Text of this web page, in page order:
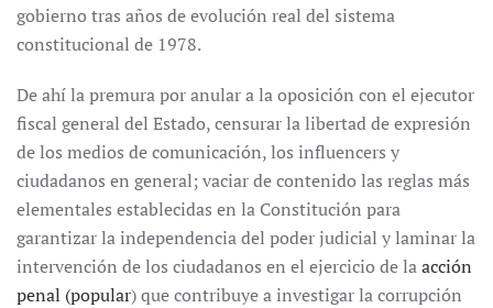
gobierno tras años de evolución real del sistema
constitucional de 1978.
De ahí la premura por anular a la oposición con el ejecutor
fiscal general del Estado, censurar la libertad de expresión
de los medios de comunicación, los influencers y
ciudadanos en general; vaciar de contenido las reglas más
elementales establecidas en la Constitución para
garantizar la independencia del poder judicial y laminar la
intervención de los ciudadanos en el ejercicio de laacción
penal (popular) que contribuye a investigar la corrupción